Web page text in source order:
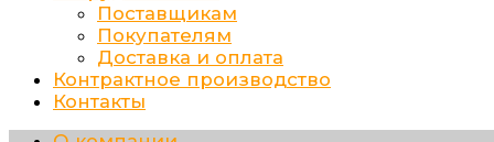
Поставщикам
Покупателям
Доставка и оплата
Контрактное производство
Контакты